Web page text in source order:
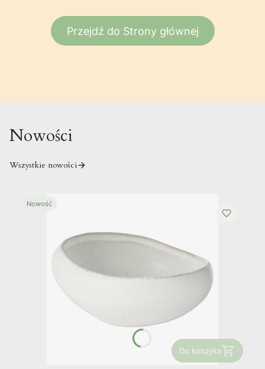
Przejdź do Strony głównej
Nowości
Wszystkie nowości
Nowość
Do koszyka